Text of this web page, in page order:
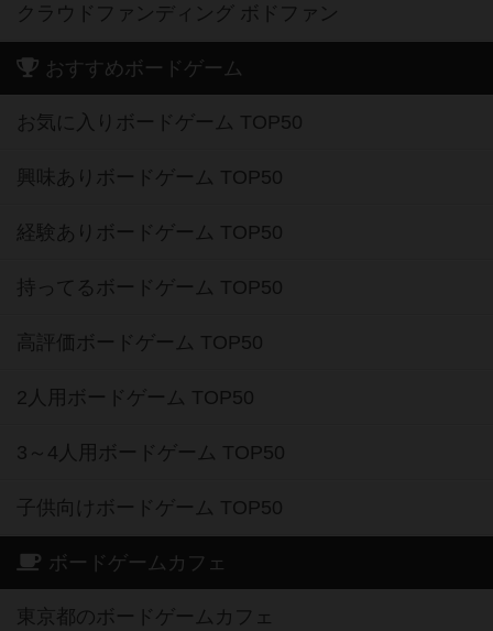
クラウドファンディング ボドファン
おすすめボードゲーム
お気に入りボードゲーム TOP50
興味ありボードゲーム TOP50
経験ありボードゲーム TOP50
持ってるボードゲーム TOP50
高評価ボードゲーム TOP50
2人用ボードゲーム TOP50
3～4人用ボードゲーム TOP50
子供向けボードゲーム TOP50
ボードゲームカフェ
東京都のボードゲームカフェ